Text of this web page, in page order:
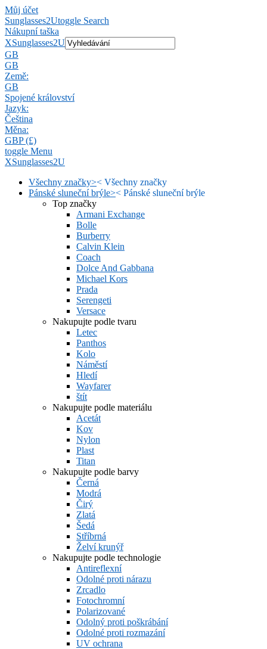
Můj účet
Sunglasses2Utoggle Search
Nákupní taška
XSunglasses2U
GB
GB
Země:
GB
Spojené království
Jazyk:
Čeština
Měna:
GBP (£)
toggle Menu
XSunglasses2U
Všechny značky>< Všechny značky
Pánské sluneční brýle>< Pánské sluneční brýle
Top značky
Armani Exchange
Bolle
Burberry
Calvin Klein
Coach
Dolce And Gabbana
Michael Kors
Prada
Serengeti
Versace
Nakupujte podle tvaru
Letec
Panthos
Kolo
Náměstí
Hledí
Wayfarer
štít
Nakupujte podle materiálu
Acetát
Kov
Nylon
Plast
Titan
Nakupujte podle barvy
Černá
Modrá
Čirý
Zlatá
Šedá
Stříbrná
Želví krunýř
Nakupujte podle technologie
Antireflexní
Odolné proti nárazu
Zrcadlo
Fotochromní
Polarizované
Odolný proti poškrábání
Odolné proti rozmazání
UV ochrana